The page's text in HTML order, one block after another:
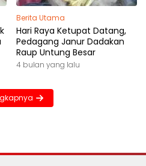
Berita Utama
Hari Raya Ketupat Datang,
Pedagang Janur Dadakan
Raup Untung Besar
4 bulan yang lalu